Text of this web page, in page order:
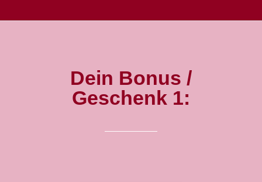
Dein Bonus /
Geschenk 1: